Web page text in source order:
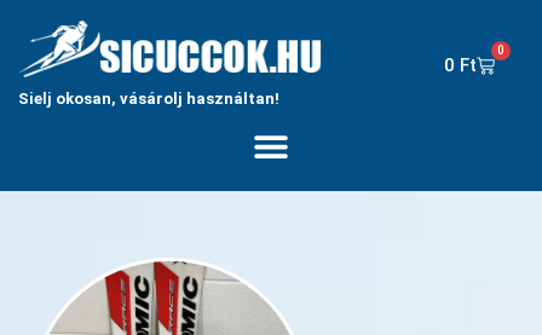
Sielj okosan, vásárolj használtan!
0 Ft
0